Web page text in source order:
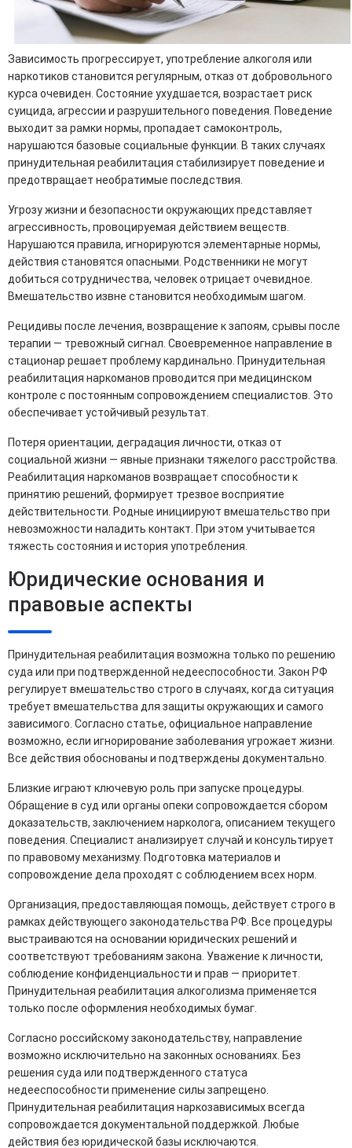
Зависимость прогрессирует, употребление алкоголя или
наркотиков становится регулярным, отказ от добровольного
курса очевиден. Состояние ухудшается, возрастает риск
суицида, агрессии и разрушительного поведения. Поведение
выходит за рамки нормы, пропадает самоконтроль,
нарушаются базовые социальные функции. В таких случаях
принудительная реабилитация стабилизирует поведение и
предотвращает необратимые последствия.
Угрозу жизни и безопасности окружающих представляет
агрессивность, провоцируемая действием веществ.
Нарушаются правила, игнорируются элементарные нормы,
действия становятся опасными. Родственники не могут
добиться сотрудничества, человек отрицает очевидное.
Вмешательство извне становится необходимым шагом.
Рецидивы после лечения, возвращение к запоям, срывы после
терапии — тревожный сигнал. Своевременное направление в
стационар решает проблему кардинально. Принудительная
реабилитация наркоманов проводится при медицинском
контроле с постоянным сопровождением специалистов. Это
обеспечивает устойчивый результат.
Потеря ориентации, деградация личности, отказ от
социальной жизни — явные признаки тяжелого расстройства.
Реабилитация наркоманов возвращает способности к
принятию решений, формирует трезвое восприятие
действительности. Родные инициируют вмешательство при
невозможности наладить контакт. При этом учитывается
тяжесть состояния и история употребления.
Юридические основания и
правовые аспекты
Принудительная реабилитация возможна только по решению
суда или при подтвержденной недееспособности. Закон РФ
регулирует вмешательство строго в случаях, когда ситуация
требует вмешательства для защиты окружающих и самого
зависимого. Согласно статье, официальное направление
возможно, если игнорирование заболевания угрожает жизни.
Все действия обоснованы и подтверждены документально.
Близкие играют ключевую роль при запуске процедуры.
Обращение в суд или органы опеки сопровождается сбором
доказательств, заключением нарколога, описанием текущего
поведения. Специалист анализирует случай и консультирует
по правовому механизму. Подготовка материалов и
сопровождение дела проходят с соблюдением всех норм.
Организация, предоставляющая помощь, действует строго в
рамках действующего законодательства РФ. Все процедуры
выстраиваются на основании юридических решений и
соответствуют требованиям закона. Уважение к личности,
соблюдение конфиденциальности и прав — приоритет.
Принудительная реабилитация алкоголизма применяется
только после оформления необходимых бумаг.
Согласно российскому законодательству, направление
возможно исключительно на законных основаниях. Без
решения суда или подтвержденного статуса
недееспособности применение силы запрещено.
Принудительная реабилитация наркозависимых всегда
сопровождается документальной поддержкой. Любые
действия без юридической базы исключаются.